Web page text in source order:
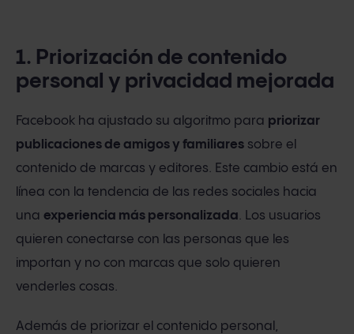
1. Priorización de contenido
personal y privacidad mejorada
Facebook ha ajustado su algoritmo para priorizar
publicaciones de amigos y familiares sobre el
contenido de marcas y editores. Este cambio está en
línea con la tendencia de las redes sociales hacia
una experiencia más personalizada. Los usuarios
quieren conectarse con las personas que les
importan y no con marcas que solo quieren
venderles cosas.
Además de priorizar el contenido personal,